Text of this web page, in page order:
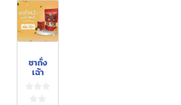
ชาถั่ง
เฉ้า